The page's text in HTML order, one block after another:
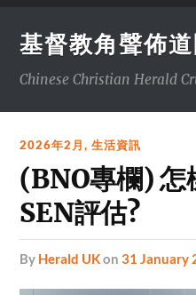
基督教角聲佈
Chinese Christian Herald
2026年2月,生活資訊
(BNO專欄) 怎
SEN評估?
by Herald UKon31 January